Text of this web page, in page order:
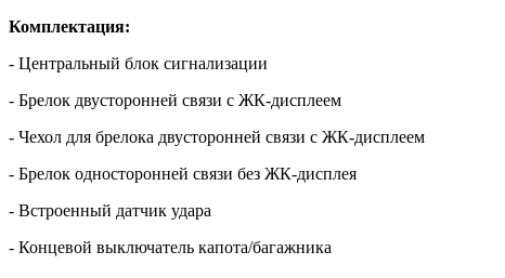
Комплектация:
- Центральный блок сигнализации
- Брелок двусторонней связи с ЖК-дисплеем
- Чехол для брелока двусторонней связи с ЖК-дисплеем
- Брелок односторонней связи без ЖК-дисплея
- Встроенный датчик удара
- Концевой выключатель капота/багажника